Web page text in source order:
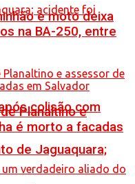
colisão com
de Jaguaquara;
e moto deixa
na BA-250, entre
Planaltino e
é morto a facadas